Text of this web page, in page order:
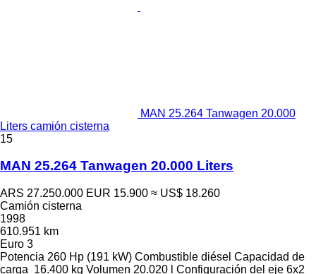
MAN 25.264 Tanwagen 20.000
Liters camión cisterna
15
MAN 25.264 Tanwagen 20.000 Liters
ARS 27.250.000 EUR 15.900 ≈ US$ 18.260
Camión cisterna
1998
610.951 km
Euro 3
Potencia 260 Hp (191 kW) Combustible diésel Capacidad de
carga 16.400 kg Volumen 20.020 l Configuración del eje 6x2